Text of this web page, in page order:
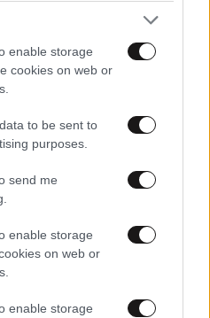
enable storage
cookies on web or
to be sent to
purposes.
send me
enable storage
on web or
enable storage
του ανατολικού Αιγαίου,
με τοπικές βροχές
τις μεσημβρινές –
καταιγίδες.
λίγες νεφώσεις
βραδινές ώρες κυρίως
βόρειοι
βαθμιαία στο Αιγαίο
και τα νότια θα πνέουν